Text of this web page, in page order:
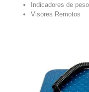
Indicadores de
Visores Remotos